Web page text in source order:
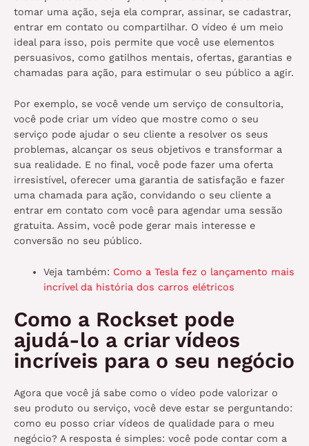
tomar uma ação, seja ela comprar, assinar, se cadastrar,
entrar em contato ou compartilhar. O vídeo é um meio
ideal para isso, pois permite que você use elementos
persuasivos, como gatilhos mentais, ofertas, garantias e
chamadas para ação, para estimular o seu público a agir.
Por exemplo, se você vende um serviço de consultoria,
você pode criar um vídeo que mostre como o seu
serviço pode ajudar o seu cliente a resolver os seus
problemas, alcançar os seus objetivos e transformar a
sua realidade. E no final, você pode fazer uma oferta
irresistível, oferecer uma garantia de satisfação e fazer
uma chamada para ação, convidando o seu cliente a
entrar em contato com você para agendar uma sessão
gratuita. Assim, você pode gerar mais interesse e
conversão no seu público.
Veja também: Como a Tesla fez o lançamento mais
incrível da história dos carros elétricos
Como a Rockset pode
ajudá-lo a criar vídeos
incríveis para o seu negócio
Agora que você já sabe como o vídeo pode valorizar o
seu produto ou serviço, você deve estar se perguntando:
como eu posso criar vídeos de qualidade para o meu
negócio? A resposta é simples: você pode contar com a